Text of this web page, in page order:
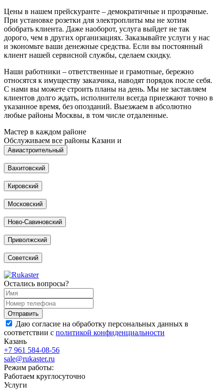
Цены в нашем прейскуранте – демократичные и прозрачные.
При установке розетки для электроплиты мы не хотим
обобрать клиента. Даже наоборот, услуга выйдет не так
дорого, чем в других организациях. Заказывайте услуги у нас
и экономьте ваши денежные средства. Если вы постоянный
клиент нашей сервисной службы, сделаем скидку.
Наши работники – ответственные и грамотные, бережно
относятся к имуществу заказчика, наводят порядок после себя.
С нами вы можете строить планы на день. Мы не заставляем
клиентов долго ждать, исполнители всегда приезжают точно в
указанное время, без опозданий. Выезжаем в абсолютно
любые районы Москвы, в том числе отдаленные.
Мастер в каждом районе
Обслуживаем все районы Казани и
Авиастроительный
Вахитовский
Кировский
Московский
Ново-Савиновский
Приволжский
Советский
Остались вопросы?
Даю согласие на обработку персональных данных в
соответствии с политикой конфиденциальности
Казань
+7 961 584-08-56
sale@rukaster.ru
Режим работы:
Работаем круглосуточно
Услуги